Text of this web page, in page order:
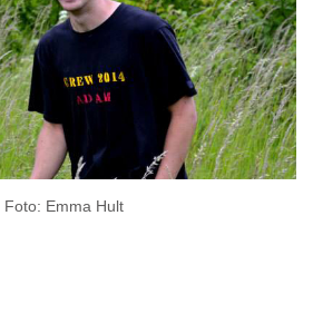
Foto: Emma Hult